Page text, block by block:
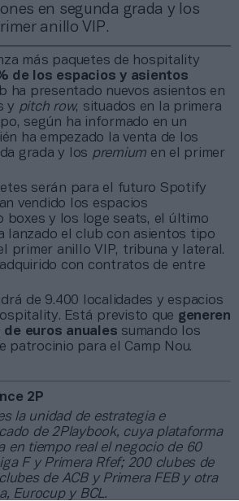
en segunda grada y los
anillo VIP.
más paquetes de hospitality
de los espacios y asientos
ha presentado nuevos asientos en
y pitch row, situados en la primera
según ha informado en un
ha empezado la venta de los
grada y los premium en el primer
serán para el futuro Spotify
vendido los espacios
boxes y los loge seats, el último
lanzado el club con asientos tipo
primer anillo VIP, tribuna y lateral.
adquirido con contratos de entre
de 9.400 localidades y espacios
Está previsto que generen
de euros anuales sumando los
patrocinio para el Camp Nou.
2P
la unidad de estrategia e
de 2Playbook, cuya plataforma
en tiempo real el negocio de 60
F y Primera Rfef; 200 clubes de
de ACB y Primera FEB y otra
Eurocup y BCL.